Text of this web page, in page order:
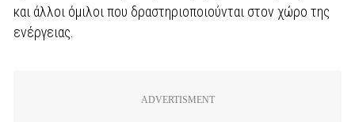
και άλλοι όμιλοι που δραστηριοποιούνται στον χώρο της
ενέργειας.